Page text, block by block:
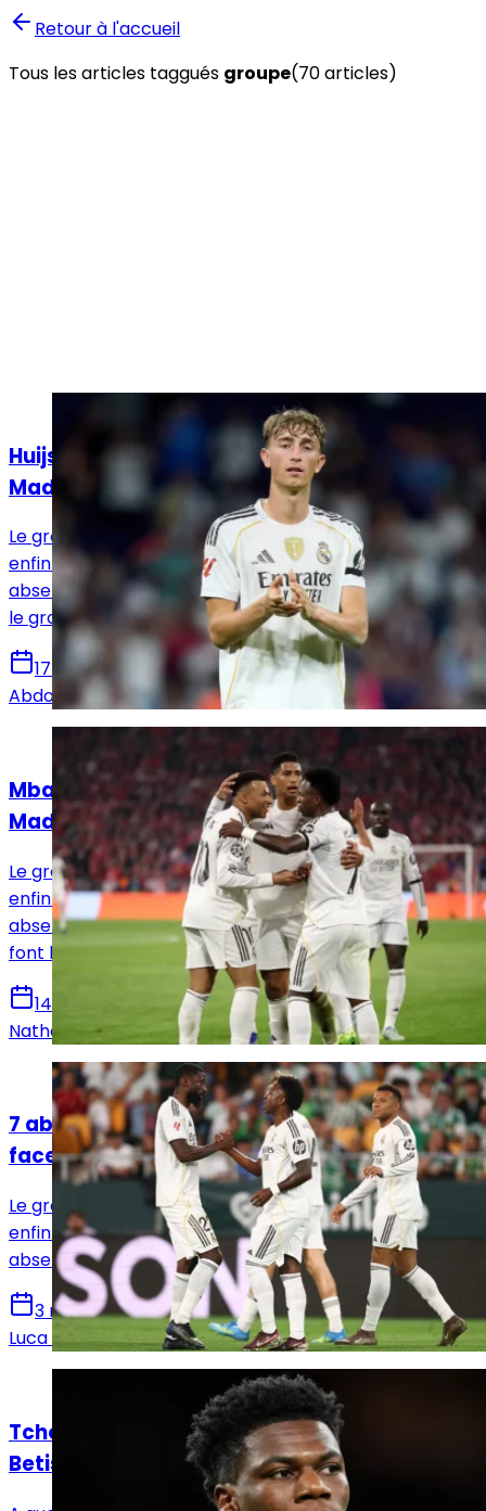
Retour à l'accueil
Tous les articles taggués groupe(70articles)
Huijsen est de retour dans le groupe du Real
Madrid face à Séville !
Le groupe du Real Madrid pour affronter Séville est
enfin connu. Arbeloa devra faire face à quelques
absences de poids et Dean Huijsen fait son retour dans
le groupe.
17 mai 2026
Abdou Diallo
Actualités
Mbappé de retour dans le groupe du Real
Madrid face à Oviedo
Le groupe du Real Madrid pour affronter Oviedo est
enfin connu. Alvaro Arbeloa devra faire face à ???
absences majeures. Kylian Mbappé et Dani Carvajal
font leur retour dans le groupe.
14 mai 2026
Nathan Beltron
Actualités
7 absents dans le groupe du Real Madrid
face à l'Espanyol
Le groupe du Real Madrid pour affronter l'Espanyol est
enfin connu. Álvaro Arbeloa devra faire face à sept
absences majeures, dont Kylian Mbappé.
3 mai 2026
Luca Schenatto
Tchouaméni forfait de dernière minute pour
Betis - Real Madrid !